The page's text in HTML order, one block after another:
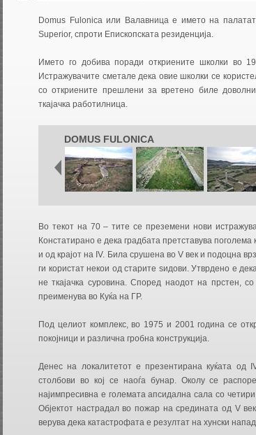
Domus Fulonica или Валавница е името на
Superior, спроти Епископската резиденција.
Името го добива поради откриените школки во
Истражувачите сметале дека овие школки се
со откриените прешлени за вретено биле
ткајачка работилница.
DOMUS FULONICA
Во текот на 70 – тите се преземени нови
Констатирано е дека градбата претставува поголема
и од крајот на IV. Била срушена во V век и подоцна
ги користат некои од старите ѕидови. Утврдено е
не ткајачка суровина. Според наодот на прстен,
преименува во Куќа на ГР.
Под целиот комплекс, во 1975 и 2001 година се
покојници и различна гробна конструкција.
Денес на локалитетот е презентирана куќата
столбови во кој се наоѓа бунар. Околу се
најимпресивна е големата апсидална сала со
Објектот настрадал во пожар на средината од V
верува дека катастрофата е резултат на хунски